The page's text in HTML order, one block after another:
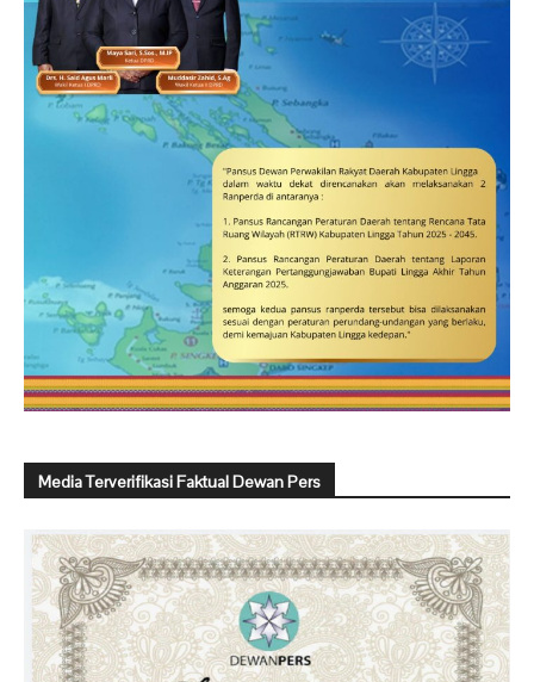
Media Terverifikasi Faktual Dewan Pers